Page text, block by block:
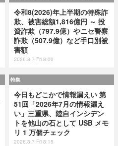
令和8(2026)年上半期の特殊詐
欺、被害総額1,816億円 ～ 投
資詐欺（797.9億）やニセ警察
詐欺（507.9億）など手口別被
害額
2026.8.7 Fri 8:00
特集
今日もどこかで情報漏えい 第
51回「2026年7月の情報漏え
い」三重県、陸自インシデン
トを他山の石として USB メモ
リ 1 万個チェック
2026.8.7 Fri 8:15